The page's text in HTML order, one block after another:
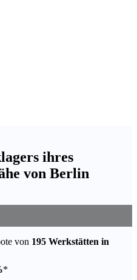
ihres
von Berlin
von 195 Werkstätten in
*